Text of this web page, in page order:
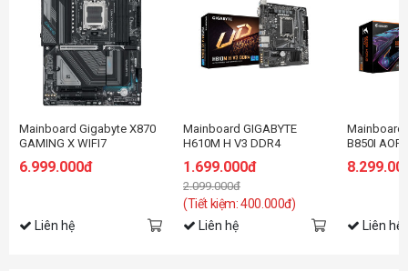
Mainboard Gigabyte X870
GAMING X WIFI7
6.999.000đ
Liên hệ
Mainboard GIGABYTE
H610M H V3 DDR4
1.699.000đ
2.099.000đ
(Tiết kiệm: 400.000đ)
Liên hệ
Mainboard
B850I
Liên hệ